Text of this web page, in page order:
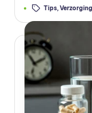
n
vi
t
a
m
Tags: Tips,Verzorging